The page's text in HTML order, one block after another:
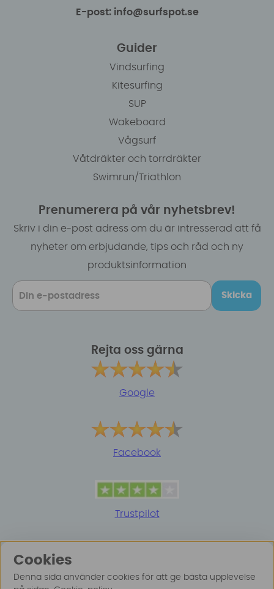
E-post: info@surfspot.se
Guider
Vindsurfing
Kitesurfing
SUP
Wakeboard
Vågsurf
Våtdräkter och torrdräkter
Swimrun/Triathlon
Prenumerera på vår nyhetsbrev!
Skriv i din e-post adress om du är intresserad att få
nyheter om erbjudande, tips och råd och ny
produktsinformation
Skicka
Rejta oss gärna
Google
Facebook
Trustpilot
Cookies
Denna sida använder cookies för att ge bästa upplevelse